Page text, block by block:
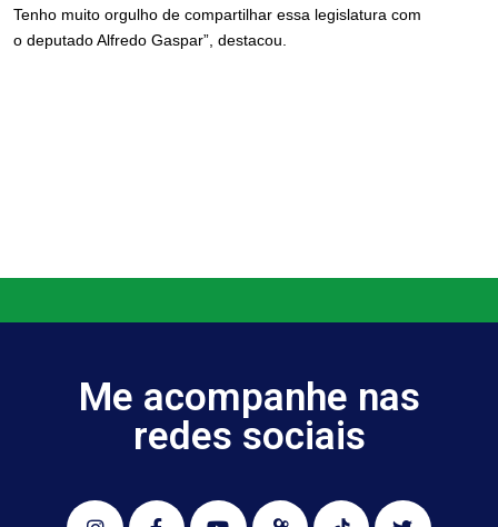
Tenho muito orgulho de compartilhar essa legislatura com
o deputado Alfredo Gaspar”, destacou.
Me acompanhe nas
redes sociais